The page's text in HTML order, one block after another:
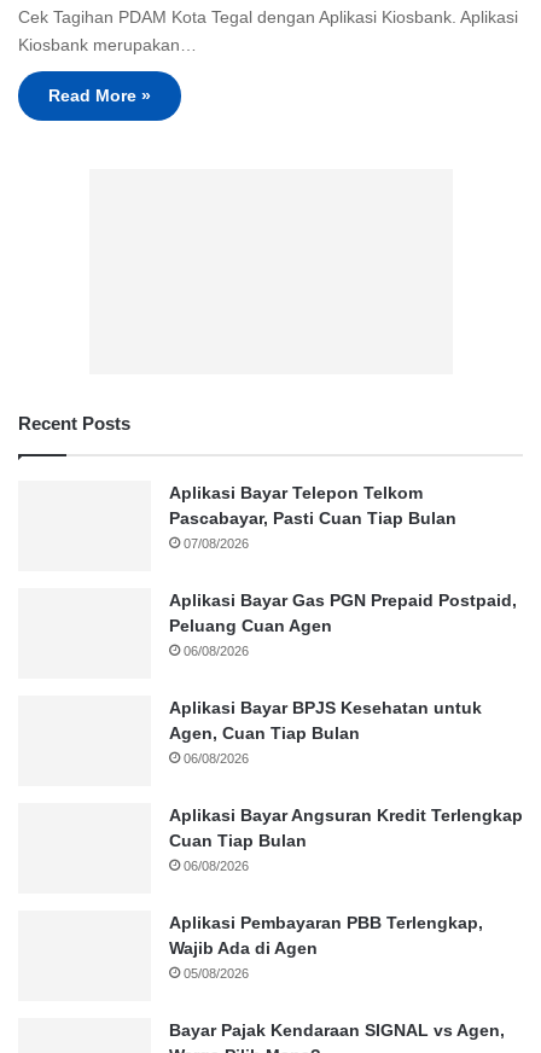
Cek Tagihan PDAM Kota Tegal dengan Aplikasi Kiosbank. Aplikasi
Kiosbank merupakan…
Read More »
Recent Posts
Aplikasi Bayar Telepon Telkom
Pascabayar, Pasti Cuan Tiap Bulan
07/08/2026
Aplikasi Bayar Gas PGN Prepaid Postpaid,
Peluang Cuan Agen
06/08/2026
Aplikasi Bayar BPJS Kesehatan untuk
Agen, Cuan Tiap Bulan
06/08/2026
Aplikasi Bayar Angsuran Kredit Terlengkap
Cuan Tiap Bulan
06/08/2026
Aplikasi Pembayaran PBB Terlengkap,
Wajib Ada di Agen
05/08/2026
Bayar Pajak Kendaraan SIGNAL vs Agen,